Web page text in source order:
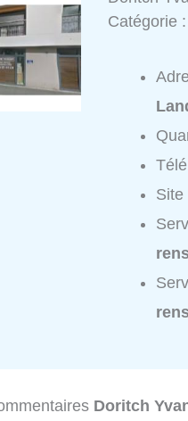
Catégorie
Doritch